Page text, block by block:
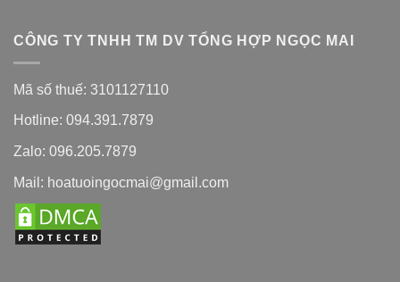
CÔNG TY TNHH TM DV TỔNG HỢP NGỌC MAI
Mã số thuế: 3101127110
Hotline: 094.391.7879
Zalo: 096.205.7879
Mail: hoatuoingocmai@gmail.com